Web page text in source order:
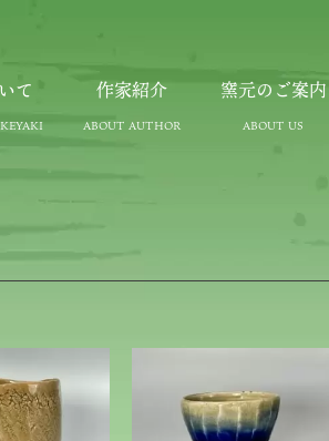
て 作家紹介 窯元のご案内